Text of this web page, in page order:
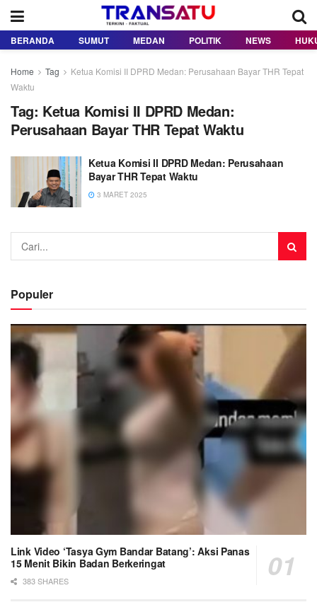
BERANDA SUMUT MEDAN POLITIK NEWS
Home Tag
Ketua Komisi II DPRD Medan: Perusahaan Bayar THR Tepat
Waktu
Tag: Ketua Komisi II DPRD Medan:
Perusahaan Bayar THR Tepat Waktu
Ketua Komisi II DPRD Medan: Perusahaan
Bayar THR Tepat Waktu
3 MARET 2025
Populer
Link Video ‘Tasya Gym Bandar Batang’: Aksi Panas
15 Menit Bikin Badan Berkeringat
383 SHARES